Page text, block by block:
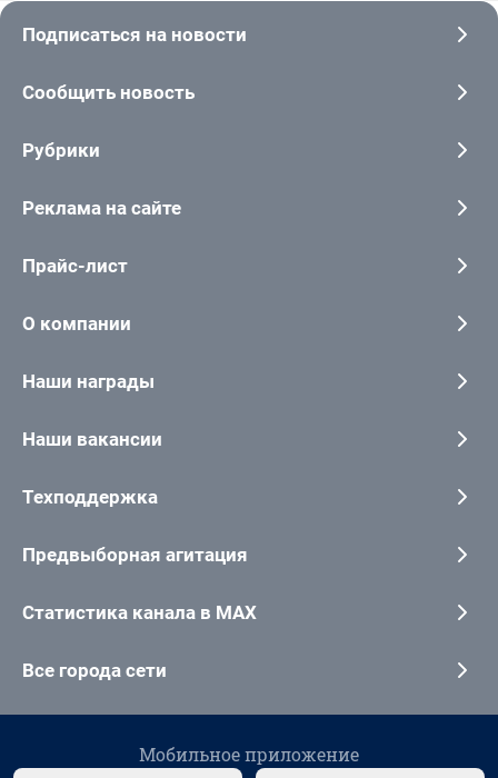
Подписаться на новости
Сообщить новость
Рубрики
Реклама на сайте
Прайс-лист
О компании
Наши награды
Наши вакансии
Техподдержка
Предвыборная агитация
Статистика канала в MAX
Все города сети
Мобильное приложение